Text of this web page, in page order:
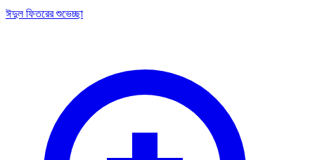
ঈদুল ফিতরের শুভেচ্ছা